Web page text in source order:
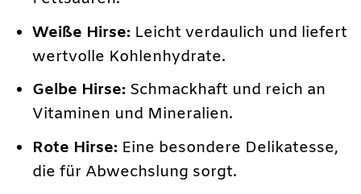
Weiße Hirse: Leicht verdaulich und liefert
wertvolle Kohlenhydrate.
Gelbe Hirse: Schmackhaft und reich an
Vitaminen und Mineralien.
Rote Hirse: Eine besondere Delikatesse,
die für Abwechslung sorgt.